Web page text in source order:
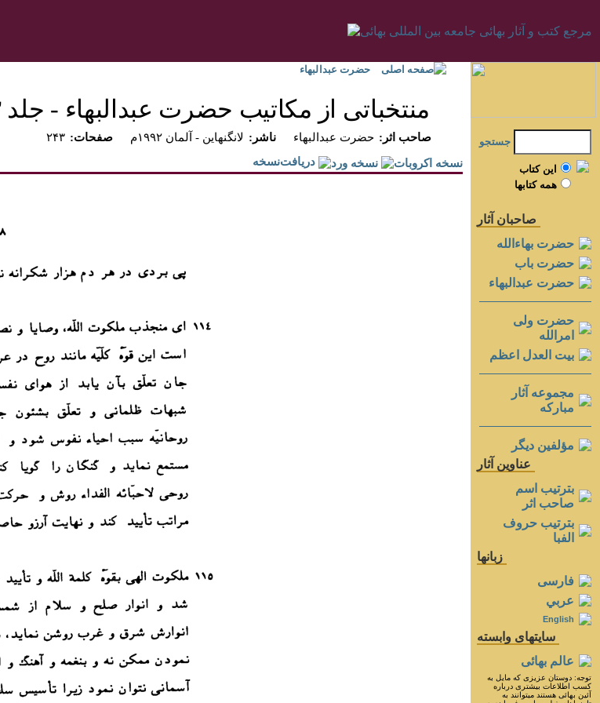
صفحه اصلی حضرت عبدالبهاء
منتخباتى از مكاتيب حضرت عبدالبهاء - جلد ۳
۲۴۳ :صفحات لانگنهاين - آلمان ۱۹۹۲م :ناشر حضرت عبدالبهاء
:صاحب اثر
جستجو
اين کتاب
همه کتابها
صاحبان آثار
حضرت بهاءالله
حضرت باب
حضرت عبدالبهاء
حضرت ولی
امرالله
بيت العدل اعظم
مجموعه آثار
مباركه
مؤلفين ديگر
عناوين آثار
بترتيب اسم
صاحب اثر
بترتيب حروف
الفبا
زبانها
فارسی
عربي
English
سايتهای وابسته
عالم بهائی
توجه: دوستان عزيزى كه مايل به
كسب اطلاعات بيشترى درباره
آئين بهائى هستند ميتوانند به